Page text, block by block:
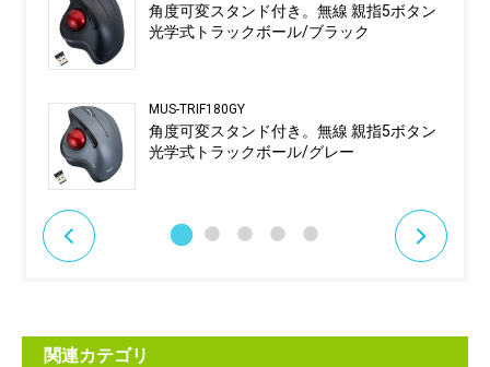
角度可変スタンド付き。無線 親指5ボタン
光学式トラックボール/ブラック
MUS-TRIF180GY
角度可変スタンド付き。無線 親指5ボタン
光学式トラックボール/グレー
関連カテゴリ